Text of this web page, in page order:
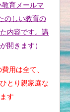
育メールマ
のしい教育の
内容です。講
開きます）
用は全て、
とり親家庭な
す